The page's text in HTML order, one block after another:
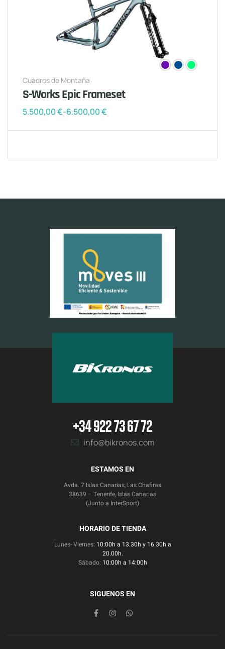
Cuadros de Montaña
S-Works Epic Frameset
5.500,00€-6.500,00€
+34 922 73 67 72
info@bikronos.com
ESTAMOS EN
Avda. 7 Islas Canarias, Las Chafiras
38639 – Tenerife, Islas Canarias
(Junto a InterSport)
HORARIO DE TIENDA
Lunes- Viernes: 10:00h a 13.30h y 16.30h a
20.00h.
Sábado: 10:00h a 14:00h
SIGUENOS EN